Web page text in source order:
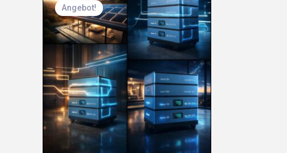
Angebot!
Preis
war:
4.199,00 €
Preis
ist:
3.199,00 €.